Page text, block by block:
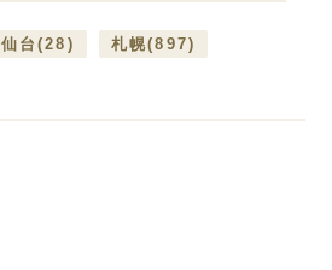
仙台(28) 札幌(897)